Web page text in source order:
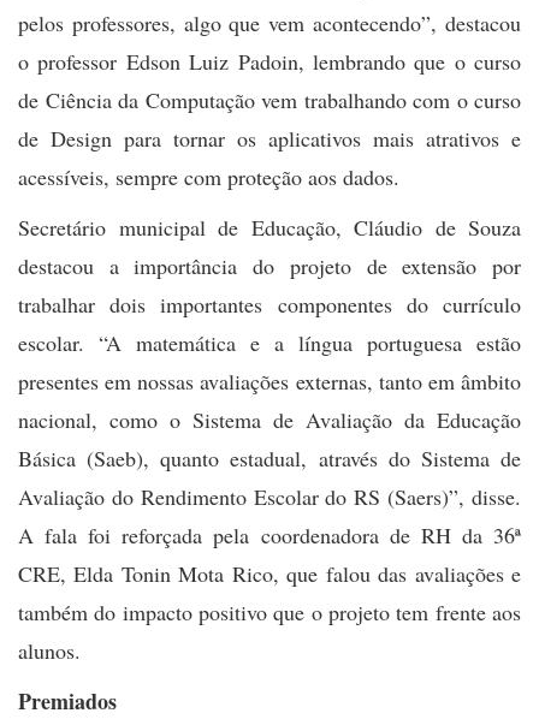
pelos professores, algo que vem acontecendo”, destacou
o professor Edson Luiz Padoin, lembrando que o curso
de Ciência da Computação vem trabalhando com o curso
de Design para tornar os aplicativos mais atrativos e
acessíveis, sempre com proteção aos dados.
Secretário municipal de Educação, Cláudio de Souza
destacou a importância do projeto de extensão por
trabalhar dois importantes componentes do currículo
escolar. “A matemática e a língua portuguesa estão
presentes em nossas avaliações externas, tanto em âmbito
nacional, como o Sistema de Avaliação da Educação
Básica (Saeb), quanto estadual, através do Sistema de
Avaliação do Rendimento Escolar do RS (Saers)”, disse.
A fala foi reforçada pela coordenadora de RH da 36ª
CRE, Elda Tonin Mota Rico, que falou das avaliações e
também do impacto positivo que o projeto tem frente aos
alunos.
Premiados